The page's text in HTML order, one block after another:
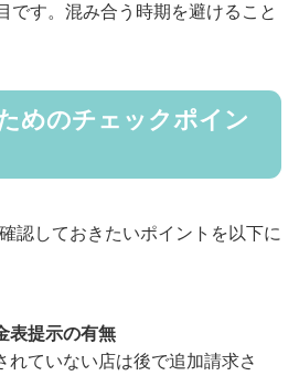
です。混み合う時期を避けること
めのチェックポイン
認しておきたいポイントを以下に
表提示の有無
ていない店は後で追加請求さ